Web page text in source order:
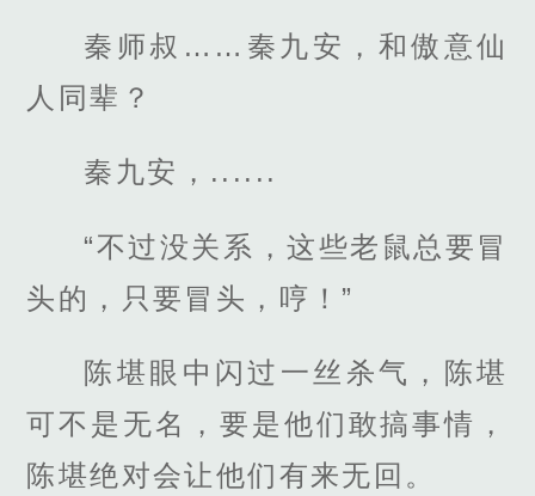
秦师叔……秦九安，和傲意仙
人同辈？
秦九安，......
“不过没关系，这些老鼠总要冒
头的，只要冒头，哼！”
陈堪眼中闪过一丝杀气，陈堪
可不是无名，要是他们敢搞事情，
陈堪绝对会让他们有来无回。